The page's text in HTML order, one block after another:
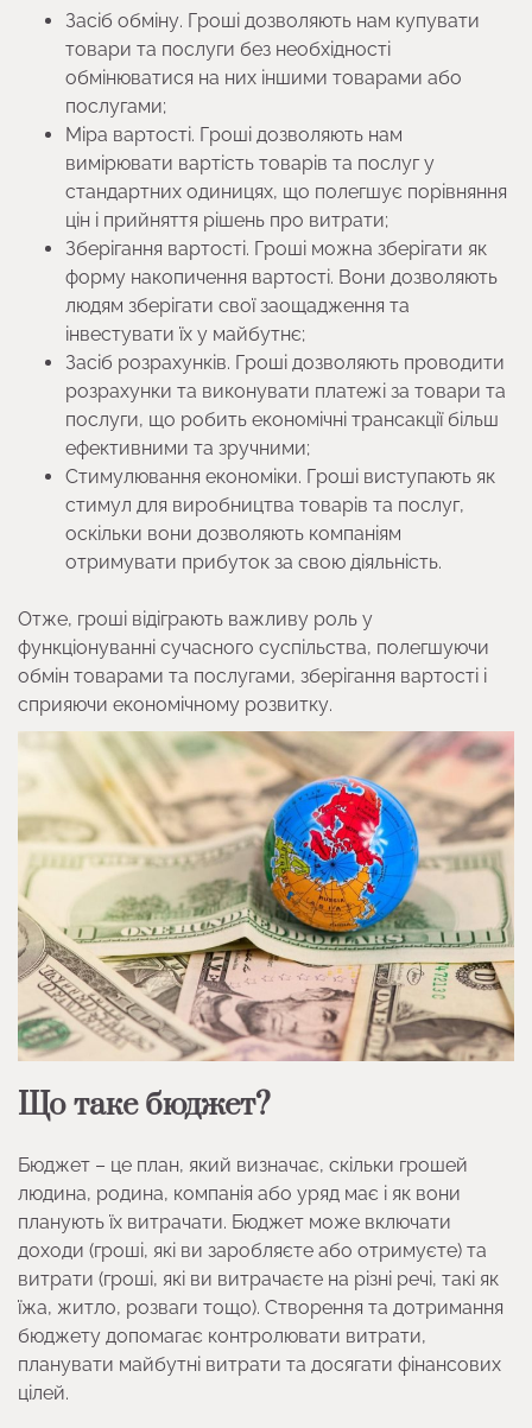
Засіб обміну. Гроші дозволяють нам купувати
товари та послуги без необхідності
обмінюватися на них іншими товарами або
послугами;
Міра вартості. Гроші дозволяють нам
вимірювати вартість товарів та послуг у
стандартних одиницях, що полегшує порівняння
цін і прийняття рішень про витрати;
Зберігання вартості. Гроші можна зберігати як
форму накопичення вартості. Вони дозволяють
людям зберігати свої заощадження та
інвестувати їх у майбутнє;
Засіб розрахунків. Гроші дозволяють проводити
розрахунки та виконувати платежі за товари та
послуги, що робить економічні трансакції більш
ефективними та зручними;
Стимулювання економіки. Гроші виступають як
стимул для виробництва товарів та послуг,
оскільки вони дозволяють компаніям
отримувати прибуток за свою діяльність.
Отже, гроші відіграють важливу роль у
функціонуванні сучасного суспільства, полегшуючи
обмін товарами та послугами, зберігання вартості і
сприяючи економічному розвитку.
Що таке бюджет?
Бюджет – це план, який визначає, скільки грошей
людина, родина, компанія або уряд має і як вони
планують їх витрачати. Бюджет може включати
доходи (гроші, які ви заробляєте або отримуєте) та
витрати (гроші, які ви витрачаєте на різні речі, такі як
їжа, житло, розваги тощо). Створення та дотримання
бюджету допомагає контролювати витрати,
планувати майбутні витрати та досягати фінансових
цілей.